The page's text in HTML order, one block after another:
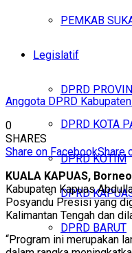
PEMKAB
Legislatif
DPRD
DPRD KOTA
DPRD KOTIM
DPRD
DPRD BARUT
Anggota DPRD
0
SHARES
Share on FacebookShare
KUALA KAPUAS,
Kabupaten Kapuas
Posyandu Presisi yang
Kalimantan Tengah dan
“Program ini merupakan